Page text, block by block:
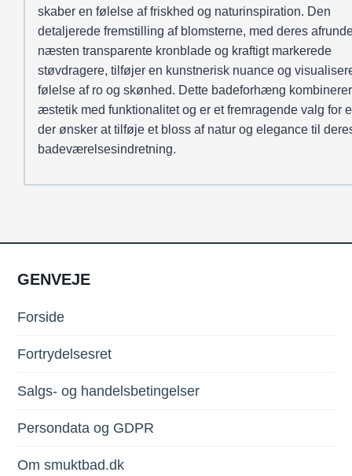
skaber en følelse af friskhed og naturinspiration. Den
detaljerede fremstilling af blomsterne, med deres
næsten transparente kronblade og kraftigt markerede
støvdragere, tilføjer en kunstnerisk nuance og
følelse af ro og skønhed. Dette badeforhæng kombinerer
æstetik med funktionalitet og er et fremragende valg for
der ønsker at tilføje et bloss af natur og elegance til
badeværelsesindretning.
GENVEJE
Forside
Fortrydelsesret
Salgs- og handelsbetingelser
Persondata og GDPR
Om smuktbad.dk